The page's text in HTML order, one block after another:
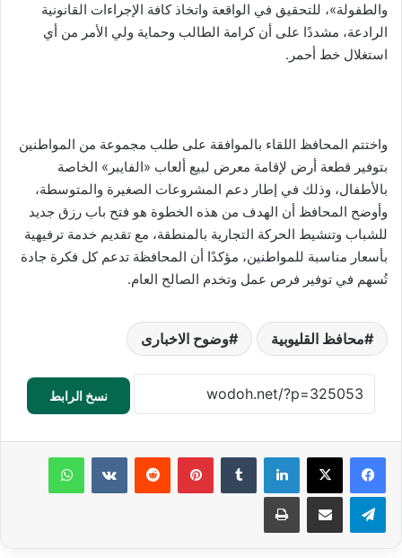
والطفولة»، للتحقيق في الواقعة واتخاذ كافة الإجراءات القانونية
الرادعة، مشددًا على أن كرامة الطالب وحماية ولي الأمر من أي
استغلال خط أحمر.
واختتم المحافظ اللقاء بالموافقة على طلب مجموعة من المواطنين
بتوفير قطعة أرض لإقامة معرض لبيع ألعاب «الفايبر» الخاصة
بالأطفال، وذلك في إطار دعم المشروعات الصغيرة والمتوسطة،
وأوضح المحافظ أن الهدف من هذه الخطوة هو فتح باب رزق جديد
للشباب وتنشيط الحركة التجارية بالمنطقة، مع تقديم خدمة ترفيهية
بأسعار مناسبة للمواطنين، مؤكدًا أن المحافظة تدعم كل فكرة جادة
تُسهم في توفير فرص عمل وتخدم الصالح العام.
محافظ القليوبية وضوح الاخبارى
نسخ الرابط
لينكدإن بينتيريست